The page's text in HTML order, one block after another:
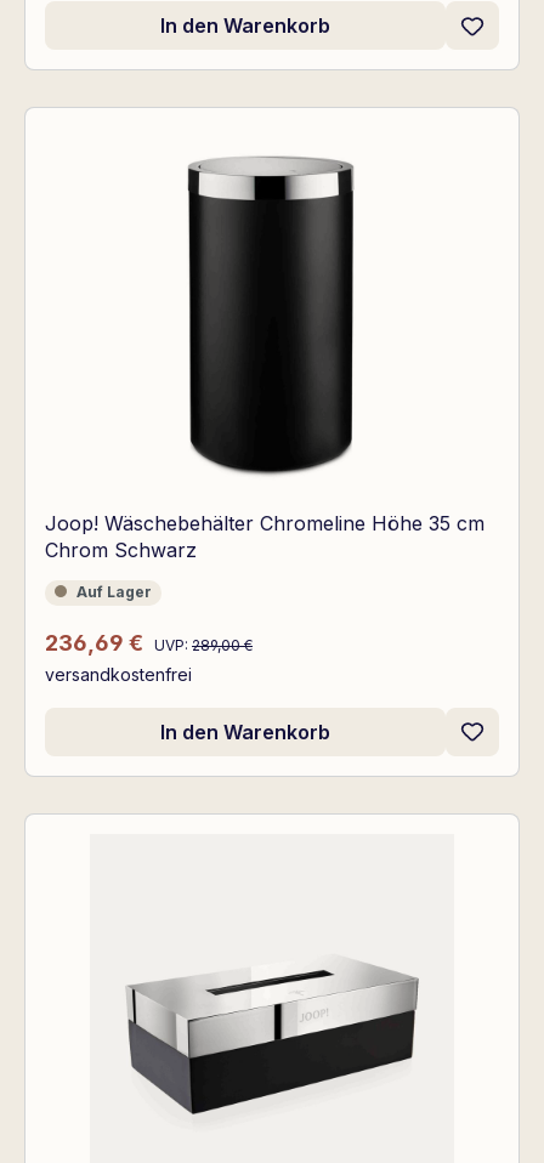
In den Warenkorb
Joop! Wäschebehälter Chromeline Höhe 35 cm
Chrom Schwarz
Auf Lager
Auf Lager
Verkaufspreis:
236,69 € Regulärer Preis:
UVP: 289,00 €
versandkostenfrei
In den Warenkorb